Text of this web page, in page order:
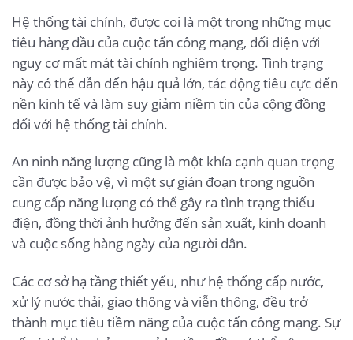
Hệ thống tài chính, được coi là một trong những mục
tiêu hàng đầu của cuộc tấn công mạng, đối diện với
nguy cơ mất mát tài chính nghiêm trọng. Tình trạng
này có thể dẫn đến hậu quả lớn, tác động tiêu cực đến
nền kinh tế và làm suy giảm niềm tin của cộng đồng
đối với hệ thống tài chính.
An ninh năng lượng cũng là một khía cạnh quan trọng
cần được bảo vệ, vì một sự gián đoạn trong nguồn
cung cấp năng lượng có thể gây ra tình trạng thiếu
điện, đồng thời ảnh hưởng đến sản xuất, kinh doanh
và cuộc sống hàng ngày của người dân.
Các cơ sở hạ tầng thiết yếu, như hệ thống cấp nước,
xử lý nước thải, giao thông và viễn thông, đều trở
thành mục tiêu tiềm năng của cuộc tấn công mạng. Sự